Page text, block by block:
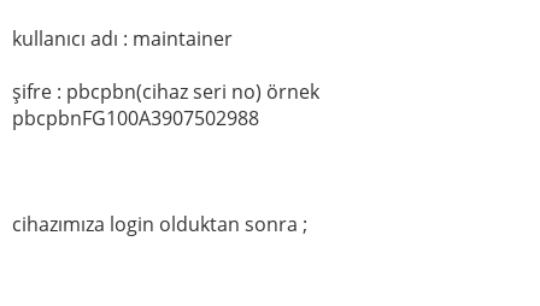
kullanıcı adı : maintainer
şifre : pbcpbn(cihaz seri no) örnek
pbcpbnFG100A3907502988
cihazımıza login olduktan sonra ;